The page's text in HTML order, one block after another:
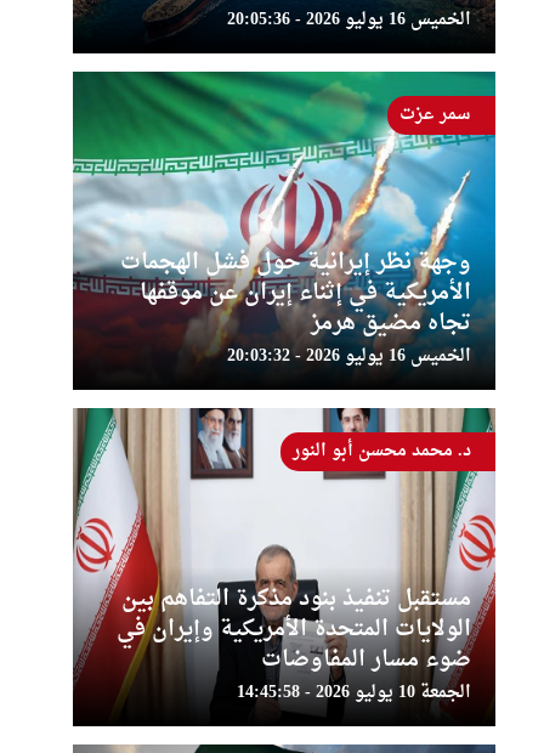
الخميس 16 يوليو 2026 - 20:05:36
وجهة نظر إيرانية حول فشل الهجمات
الأمريكية في إثناء إيران عن موقفها
تجاه مضيق هرمز
الخميس 16 يوليو 2026 - 20:03:32
سمر عزت
مستقبل تنفيذ بنود مذكرة التفاهم بين
الولايات المتحدة الأمريكية وإيران في
ضوء مسار المفاوضات
الجمعة 10 يوليو 2026 - 14:45:58
د. محمد محسن أبو النور